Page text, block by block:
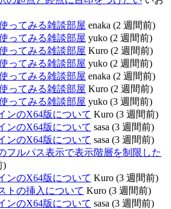
ってみる雑談部屋 enaka (2 週間前)
ってみる雑談部屋 yuko (2 週間前)
ってみる雑談部屋 Kuro (2 週間前)
ってみる雑談部屋 yuko (2 週間前)
ってみる雑談部屋 enaka (2 週間前)
ってみる雑談部屋 Kuro (2 週間前)
ってみる雑談部屋 yuko (3 週間前)
ンのX64版について Kuro (3 週間前)
ンのX64版について sasa (3 週間前)
ンのX64版について sasa (3 週間前)
フルパス表示で表示階層を制限した
)
ンのX64版について Kuro (3 週間前)
トの挿入について Kuro (3 週間前)
ンのX64版について sasa (3 週間前)